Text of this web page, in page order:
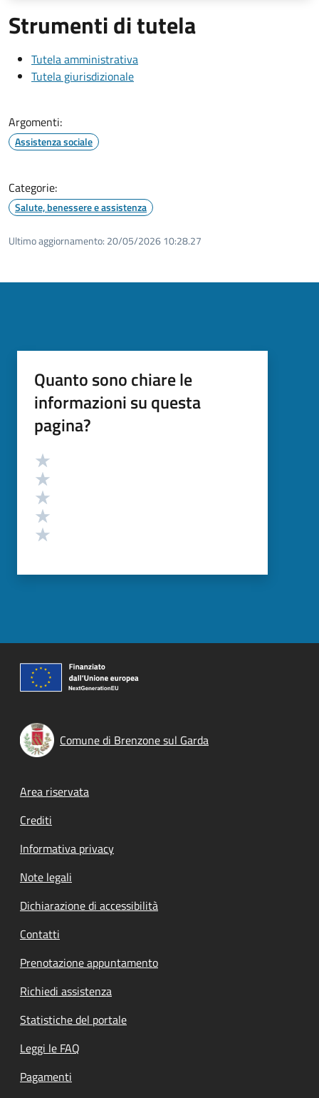
Strumenti di tutela
Tutela amministrativa
Tutela giurisdizionale
Argomenti:
Assistenza sociale
Categorie:
Salute, benessere e assistenza
Ultimo aggiornamento: 20/05/2026 10:28.27
Quanto sono chiare le
informazioni su questa
pagina?
Valutazione
Comune di Brenzone sul Garda
Footer menu
Area riservata
Crediti
Informativa privacy
Note legali
Dichiarazione di accessibilità
Contatti
Prenotazione appuntamento
Richiedi assistenza
Statistiche del portale
Leggi le FAQ
Pagamenti